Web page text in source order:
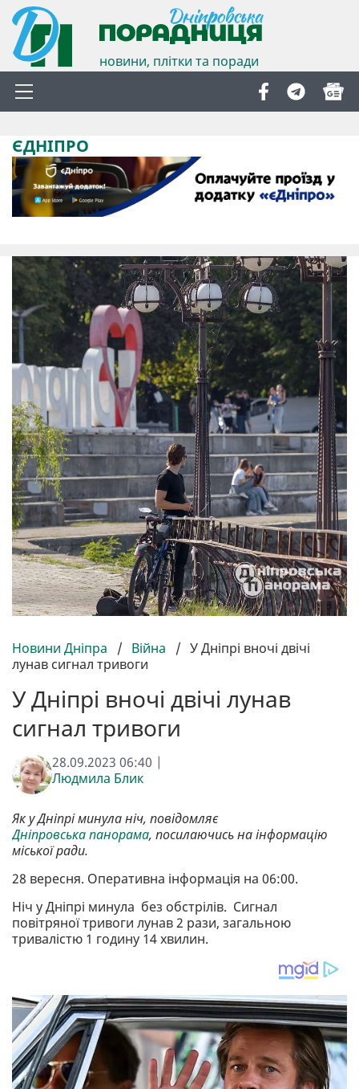
новини, плітки та поради
ЄДНІПРО
Новини Дніпра / Війна / У Дніпрі вночі двічі
лунав сигнал тривоги
У Дніпрі вночі двічі лунав
сигнал тривоги
28.09.2023 06:40 |
Людмила Блик
Як у Дніпрі минула ніч, повідомляє
Дніпровська панорама, посилаючись на інформацію
міської ради.
28 вересня. Оперативна інформація на 06:00.
Ніч у Дніпрі минула без обстрілів. Сигнал
повітряної тривоги лунав 2 рази, загальною
тривалістю 1 годину 14 хвилин.